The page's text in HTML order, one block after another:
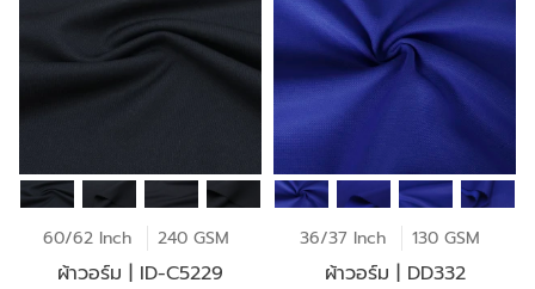
60/62 Inch 240 GSM
ผ้าวอร์ม | ID-C5229
36/37 Inch 130 GSM
ผ้าวอร์ม | DD332